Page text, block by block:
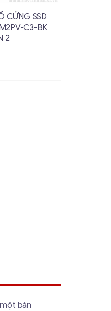
chi tiết
CỨNG SSD
C3-BK
2
bàn